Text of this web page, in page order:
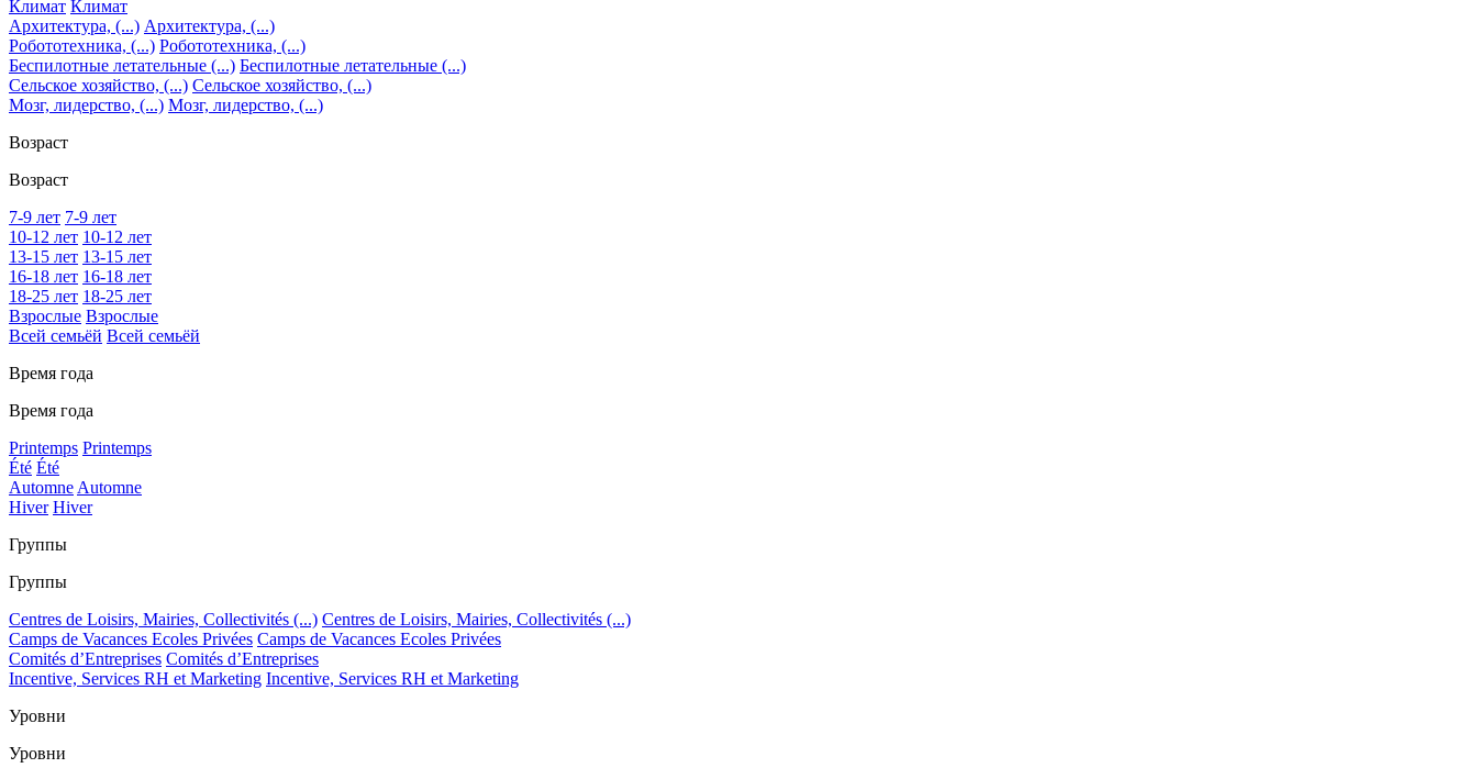
Климат Климат
Архитектура, (...) Архитектура, (...)
Робототехника, (...) Робототехника, (...)
Беспилотные летательные (...) Беспилотные летательные (...)
Сельское хозяйство, (...) Сельское хозяйство, (...)
Мозг, лидерство, (...) Мозг, лидерство, (...)
Возраст
Возраст
7-9 лет 7-9 лет
10-12 лет 10-12 лет
13-15 лет 13-15 лет
16-18 лет 16-18 лет
18-25 лет 18-25 лет
Взрослые Взрослые
Всей семьёй Всей семьёй
Время года
Время года
Printemps Printemps
Été Été
Automne Automne
Hiver Hiver
Группы
Группы
Centres de Loisirs, Mairies, Collectivités (...) Centres de Loisirs, Mairies, Collectivités (...)
Camps de Vacances Ecoles Privées Camps de Vacances Ecoles Privées
Comités d’Entreprises Comités d’Entreprises
Incentive, Services RH et Marketing Incentive, Services RH et Marketing
Уровни
Уровни